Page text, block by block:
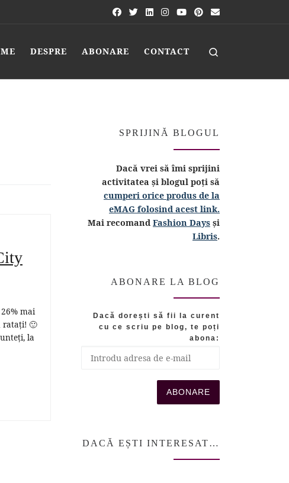
DESPRE ABONARE CONTACT
mai
ratați! 🙂
la
SPRIJINĂ BLOGUL
Dacă vrei să îmi sprijini
activitatea și blogul poți să
cumperi orice produs de la
eMAG folosind acest link.
Mai recomand Fashion Days și
Libris.
ABONARE LA BLOG
Dacă dorești să fii la curent
cu ce scriu pe blog, te poți
abona:
DACĂ EȘTI INTERESAT…